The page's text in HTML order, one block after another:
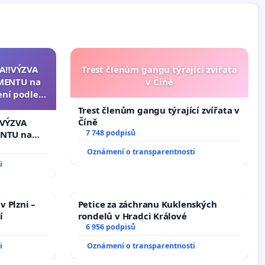
na
podle §
podání
na
podle §
ústavní
Trest členům gangu týrající zvířata
v Číně
Trest členům gangu týrající zvířata v
Číně
7 748 podpisů
Oznámení o transparentnosti
Plzni –
Petice za záchranu Kuklenských
rondelů v Hradci Králové
6 956 podpisů
Oznámení o transparentnosti